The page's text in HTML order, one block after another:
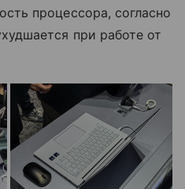
процессора, согласно
при работе от